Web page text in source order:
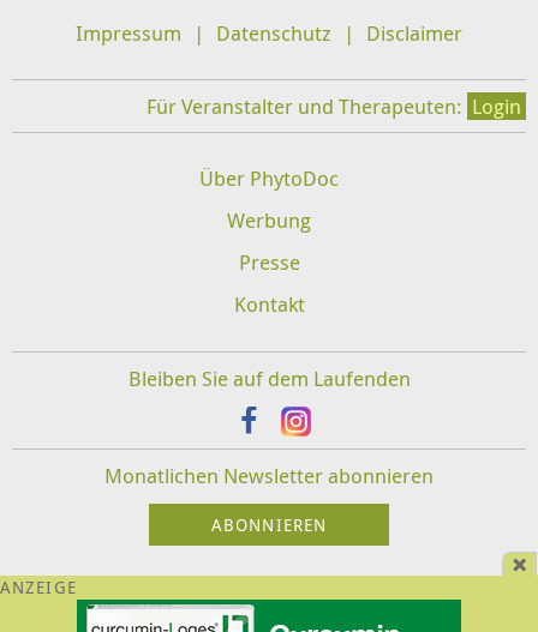
Impressum Datenschutz Disclaimer
Für Veranstalter und Therapeuten: Login
Über PhytoDoc
Werbung
Presse
Kontakt
Bleiben Sie auf dem Laufenden
Monatlichen Newsletter abonnieren